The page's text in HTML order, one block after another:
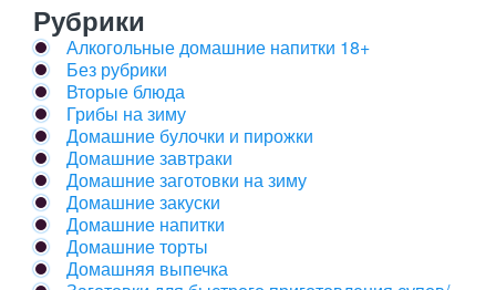
Рубрики
Алкогольные домашние напитки 18+
Без рубрики
Вторые блюда
Грибы на зиму
Домашние булочки и пирожки
Домашние завтраки
Домашние заготовки на зиму
Домашние закуски
Домашние напитки
Домашние торты
Домашняя выпечка